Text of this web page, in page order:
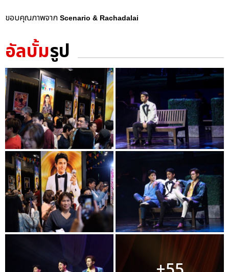
ขอบคุณภาพจาก Scenario & Rachadalai
อัลบั้มรูป